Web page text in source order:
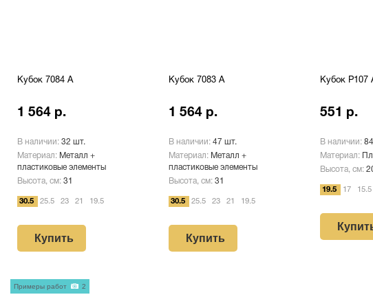
Кубок 7084 A
1 564 р.
В наличии: 32 шт.
Материал: Металл +
пластиковые элементы
Высота, см: 31
30.5 25.5 23 21 19.5
Купить
Кубок 7083 A
1 564 р.
В наличии: 47 шт.
Материал: Металл +
пластиковые элементы
Высота, см: 31
30.5 25.5 23 21 19.5
Купить
Кубок P107
551 р.
В наличии:
Материал:
Высота, см:
19.5 17 15.5
Примеры работ 2